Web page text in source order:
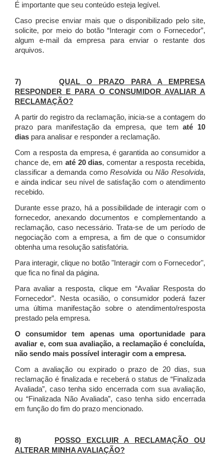
É importante que seu conteúdo esteja legível.
Caso precise enviar mais que o disponibilizado pelo site,
solicite, por meio do botão “Interagir com o Fornecedor”,
algum e-mail da empresa para enviar o restante dos
arquivos.
7)QUAL O PRAZO PARA A EMPRESA
RESPONDER E PARA O CONSUMIDOR AVALIAR A
RECLAMAÇÃO?
A partir do registro da reclamação, inicia-se a contagem do
prazo para manifestação da empresa, que tematé 10
dias para analisar e responder a reclamação.
Com a resposta da empresa, é garantida ao consumidor a
chance de, em até 20 dias, comentar a resposta recebida,
classificar a demanda comoResolvida ouNão Resolvida,
e ainda indicar seu nível de satisfação com o atendimento
recebido.
Durante esse prazo, há a possibilidade de interagir com o
fornecedor, anexando documentos e complementando a
reclamação, caso necessário.Trata-se de um período de
negociação com a empresa, a fim de que o consumidor
obtenha uma resolução satisfatória.
Para interagir, clique no botão "Interagir com o Fornecedor",
que fica no final da página.
Para avaliar a resposta, clique em “Avaliar Resposta do
Fornecedor”. Nesta ocasião, o consumidor poderá fazer
uma última manifestação sobre o atendimento/resposta
prestado pela empresa.
O consumidor tem apenas uma oportunidade para
avaliar e, com sua avaliação, a reclamação é concluída,
não sendo mais possível interagir com a empresa.
Com a avaliação ou expirado o prazo de 20 dias, sua
reclamação é finalizada e receberá o status de “Finalizada
Avaliada”, caso tenha sido encerrada com sua avaliação,
ou “Finalizada Não Avaliada”, caso tenha sido encerrada
em função do fim do prazo mencionado.
8)
POSSO EXCLUIR A RECLAMAÇÃO OU
ALTERAR MINHA AVALIAÇÃO?